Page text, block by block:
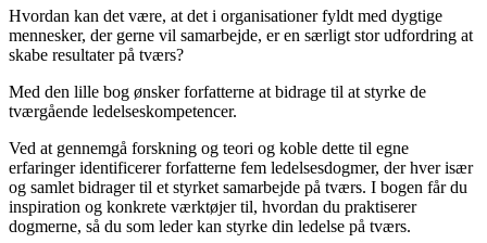
Hvordan kan det være, at det i organisationer fyldt med dygtige
mennesker, der gerne vil samarbejde, er en særligt stor udfordring at
skabe resultater på tværs?
Med den lille bog ønsker forfatterne at bidrage til at styrke de
tværgående ledelseskompetencer.
Ved at gennemgå forskning og teori og koble dette til egne
erfaringer identificerer forfatterne fem ledelsesdogmer, der hver især
og samlet bidrager til et styrket samarbejde på tværs. I bogen får du
inspiration og konkrete værktøjer til, hvordan du praktiserer
dogmerne, så du som leder kan styrke din ledelse på tværs.